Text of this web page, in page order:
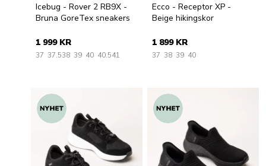
Icebug - Rover 2 RB9X -
Bruna GoreTex sneakers
1 999 KR
37 37.538 39 40 40.541
Ecco - Receptor XP -
Beige hikingskor
1 899 KR
37 38 39 40